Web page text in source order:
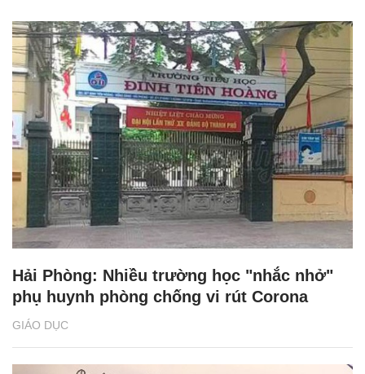
GIÁO DỤC
Hải Phòng: Nhiều trường học "nhắc nhở"
phụ huynh phòng chống vi rút Corona